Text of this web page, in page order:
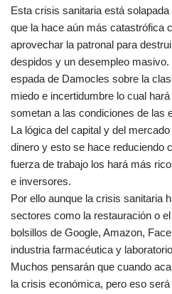
Esta crisis sanitaria está
que la hace aún más catastrófica
aprovechar la patronal para
despidos y un desempleo
espada de Damocles sobre la
miedo e incertidumbre lo cual
sometan a las condiciones de las
La lógica del capital y del
dinero y esto se hace reduciendo
fuerza de trabajo los hará más
e inversores.
Por ello aunque la crisis sanitaria
sectores como la restauración o
bolsillos de Google, Amazon,
industria farmacéutica y
Muchos pensarán que cuando
la crisis económica, pero eso